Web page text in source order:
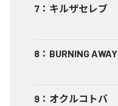
7 ： キルザセレブ
8 ： BURNING AWAY
9 ： オクルコトバ